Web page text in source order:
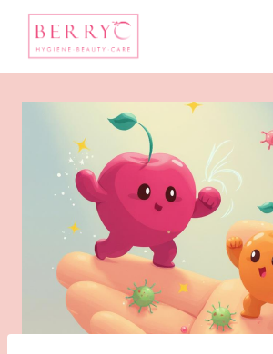
content